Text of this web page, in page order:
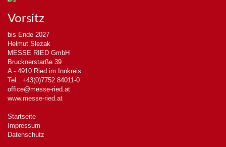
Vorsitz
bis Ende 2027
Helmut Slezak
MESSE RIED GmbH
Brucknerstarße 39
A - 4910 Ried im Innkreis
Tel.: +43(0)7752 84011-0
office@messe-ried.at
www.messe-ried.at
Startseite
Impressum
Datenschutz